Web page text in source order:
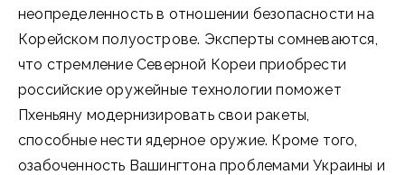
неопределенность в отношении безопасности на
Корейском полуострове. Эксперты сомневаются,
что стремление Северной Кореи приобрести
российские оружейные технологии поможет
Пхеньяну модернизировать свои ракеты,
способные нести ядерное оружие. Кроме того,
озабоченность Вашингтона проблемами Украины и